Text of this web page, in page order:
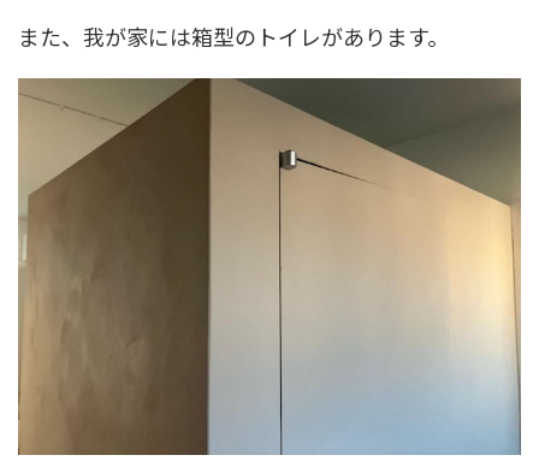
また、我が家には箱型のトイレがあります。